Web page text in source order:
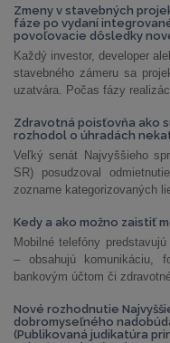
Zmeny v stavebných
fáze po vydaní
povoľovacie dôsledky
Každý investor, developer
stavebného zámeru sa
uzatvára. Počas fázy
Zdravotná poisťovňa ako
rozhodol o úhradách
Veľký senát Najvyššieho
SR) posudzoval
zozname kategorizovaných
Kedy a ako možno zaistiť
Mobilné telefóny
– obsahujú komunikáciu,
bankovým účtom či
Nové rozhodnutie
dobromyseľného
(Publikovaná judikatúra